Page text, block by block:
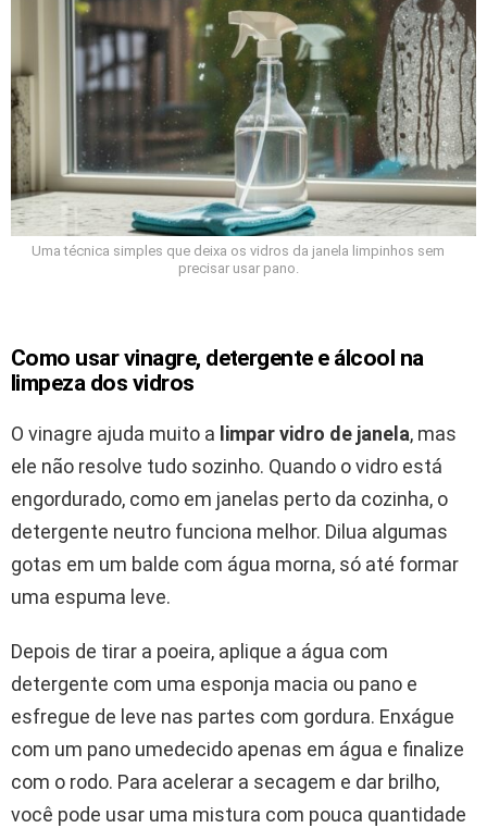
Uma técnica simples que deixa os vidros da janela limpinhos sem
precisar usar pano.
Como usar vinagre, detergente e álcool na
limpeza dos vidros
O vinagre ajuda muito a limpar vidro de janela, mas
ele não resolve tudo sozinho. Quando o vidro está
engordurado, como em janelas perto da cozinha, o
detergente neutro funciona melhor. Dilua algumas
gotas em um balde com água morna, só até formar
uma espuma leve.
Depois de tirar a poeira, aplique a água com
detergente com uma esponja macia ou pano e
esfregue de leve nas partes com gordura. Enxágue
com um pano umedecido apenas em água e finalize
com o rodo. Para acelerar a secagem e dar brilho,
você pode usar uma mistura com pouca quantidade